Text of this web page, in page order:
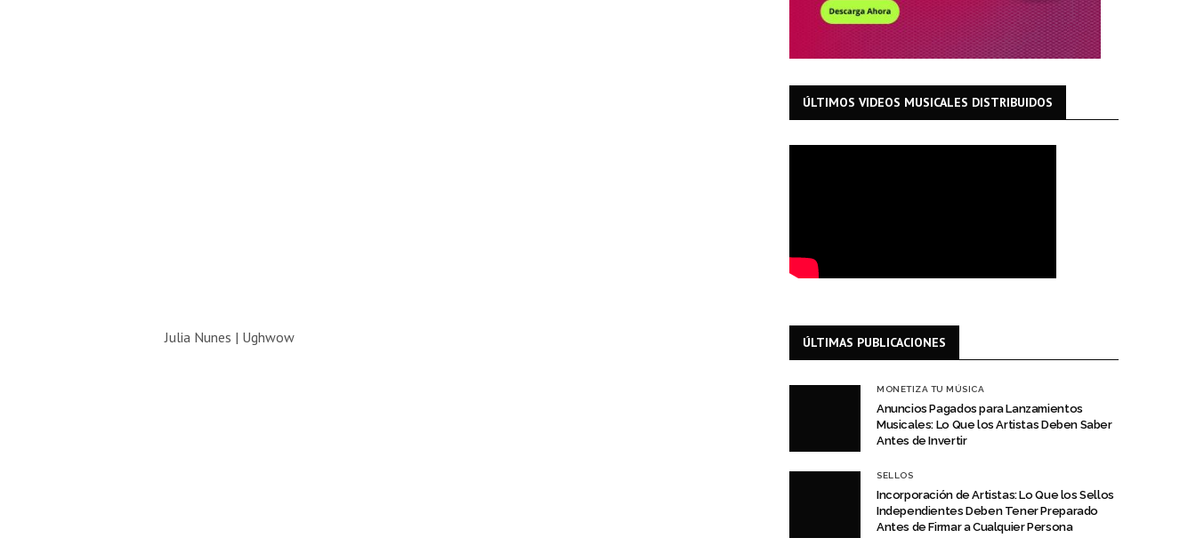
Julia Nunes | Ughwow
ÚLTIMOS VIDEOS MUSICALES DISTRIBUIDOS
ÚLTIMAS PUBLICACIONES
MONETIZA TU MÚSICA
Anuncios Pagados para Lanzamientos
Musicales: Lo Que los Artistas Deben Saber
Antes de Invertir
SELLOS
Incorporación de Artistas: Lo Que los Sellos
Independientes Deben Tener Preparado
Antes de Firmar a Cualquier Persona